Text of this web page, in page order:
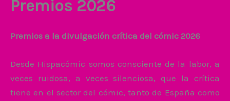
Premios 2026
Premios a la divulgación crítica del cómic 2026
Desde Hispacómic somos consciente de la labor, a
veces ruidosa, a veces silenciosa, que la crítica
tiene en el sector del cómic, tanto de España como